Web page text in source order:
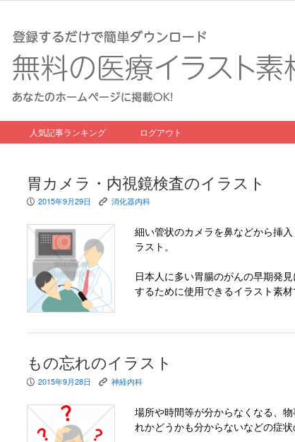
人気記事ランキング ログアウト
胃カメラ・内視鏡検査のイラスト
P 2015年9月29日 K 消化器内科
細い管状のカメラを鼻などから挿
ラスト。
日本人に多い胃腸のがんの早期発
するために使用できるイラスト素材
もの忘れのイラスト
P 2015年9月28日 K 神経内科
場所や時間等が分からなくなる、
れかどうかも分からないなどの症状